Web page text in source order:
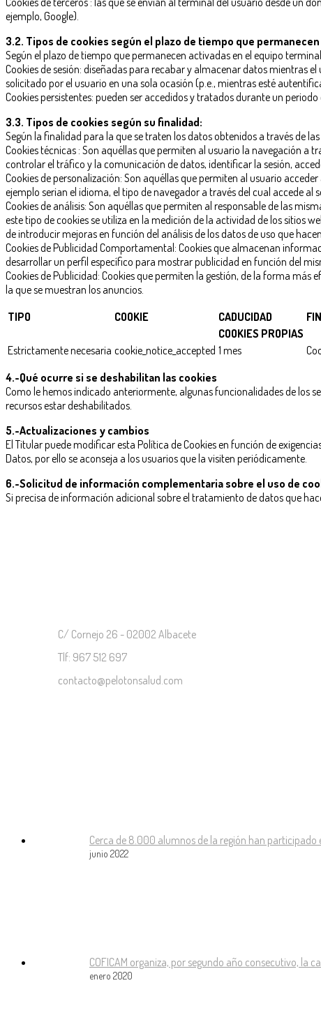
ejemplo, Google).
3.2. Tipos de cookies según el plazo de tiempo que
Según el plazo de tiempo que permanecen activadas en el equipo
Cookies de sesión: diseñadas para recabar y almacenar datos mientras
solicitado por el usuario en una sola ocasión (p.e., mientras esté
Cookies persistentes: pueden ser accedidos y tratados durante un
3.3. Tipos de cookies según su finalidad:
Según la finalidad para la que se traten los datos obtenidos a través de
Cookies técnicas : Son aquéllas que permiten al usuario la navegación a
controlar el tráfico y la comunicación de datos, identificar la sesión,
Cookies de personalización: Son aquéllas que permiten al usuario
ejemplo serian el idioma, el tipo de navegador a través del cual accede
Cookies de análisis: Son aquéllas que permiten al responsable de las
este tipo de cookies se utiliza en la medición de la actividad de los sitios
de introducir mejoras en función del análisis de los datos de uso que
Cookies de Publicidad Comportamental: Cookies que almacenan
desarrollar un perfil específico para mostrar publicidad en función del
Cookies de Publicidad: Cookies que permiten la gestión, de la forma
la que se muestran los anuncios.
TIPO
COOKIE CADUCIDAD
COOKIES PROPIAS
Estrictamente necesaria cookie_notice_accepted 1 mes
4.-Qué ocurre si se deshabilitan las cookies
Como le hemos indicado anteriormente, algunas funcionalidades de los
recursos estar deshabilitados.
5.-Actualizaciones y cambios
El Titular puede modificar esta Política de Cookies en función de
Datos, por ello se aconseja a los usuarios que la visiten periódicamente.
6.-Solicitud de información complementaria sobre el uso de
Si precisa de información adicional sobre el tratamiento de datos que
C/ Cornejo 26 - 02002 Albacete
Tlf: 967 512 697
contacto@pelotonsalud.com
Cerca de 8.000 alumnos de la región han
junio 2022
COFICAM organiza, por segundo año consecutivo, la
enero 2020